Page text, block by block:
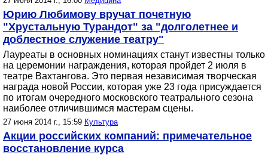
Юрию Любимову вручат почетную
"Хрустальную Турандот" за "долголетнее и
доблестное служение театру"
Лауреаты в основных номинациях станут известны только
на церемонии награждения, которая пройдет 2 июля в
театре Вахтангова. Это первая независимая творческая
награда новой России, которая уже 23 года присуждается
по итогам очередного московского театрального сезона
наиболее отличившимся мастерам сцены.
27 июня 2014 г., 15:59 Культура
Акции российских компаний: примечательное
восстановление курса